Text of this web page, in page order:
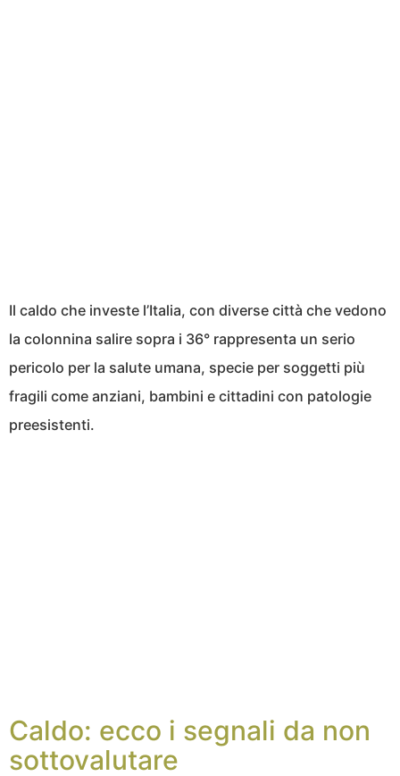
Il caldo che investe l’Italia, con diverse città che vedono
la colonnina salire sopra i 36° rappresenta un serio
pericolo per la salute umana, specie per soggetti più
fragili come anziani, bambini e cittadini con patologie
preesistenti.
Caldo: ecco i segnali da non
sottovalutare